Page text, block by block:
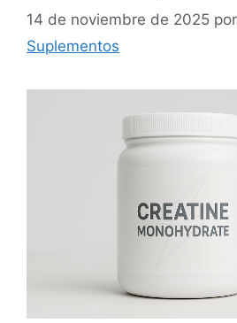
14 de noviembre de 2025 por
Suplementos